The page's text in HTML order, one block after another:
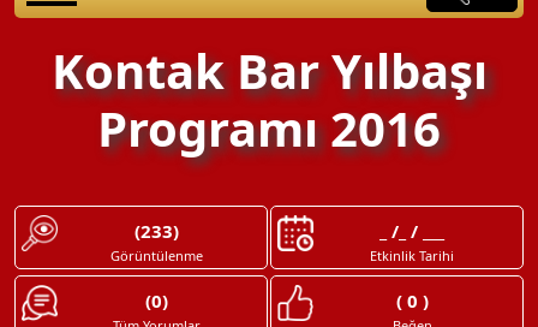
Kontak Bar Yılbaşı
Programı 2016
(233)
Görüntülenme
_ /_ / ___
Etkinlik Tarihi
(0) ( 0 )